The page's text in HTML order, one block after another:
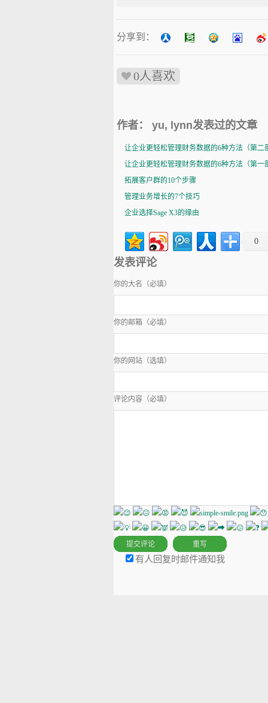
分享到：
0人喜欢
作者： yu, lynn发表过的文章
让企业更轻松管理财务数据的6种方法（第二
让企业更轻松管理财务数据的6种方法（第一
拓展客户群的10个步骤
管理业务增长的7个技巧
企业选择Sage X3的缘由
0
发表评论
你的大名（必填）
你的邮箱（必填）
你的网站（选填）
评论内容（必填）
有人回复时邮件通知我